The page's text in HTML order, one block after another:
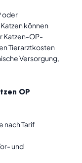
oder
können
Katzen-OP-
Tierarztkosten
Versorgung,
OP
nach Tarif
und